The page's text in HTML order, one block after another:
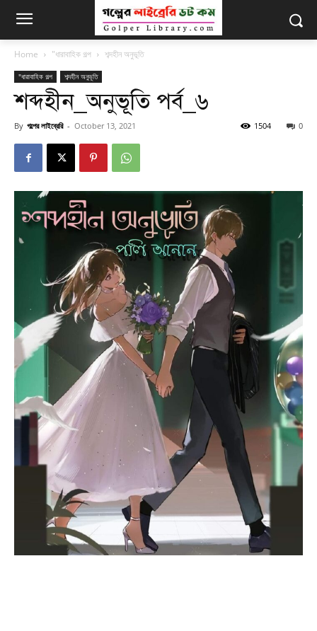
Home "ধারাবাহিক গল্প শব্দহীন অনুভূতি
"ধারাবাহিক গল্প শব্দহীন অনুভূতি
শব্দহীন_অনুভূতি পর্ব_৬
By গল্পের লাইব্রেরি - October 13, 2021 0
1504